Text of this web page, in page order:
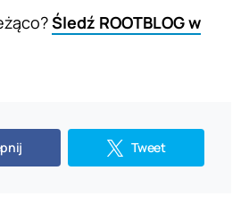
Śledź ROOTBLOG w
Tweet